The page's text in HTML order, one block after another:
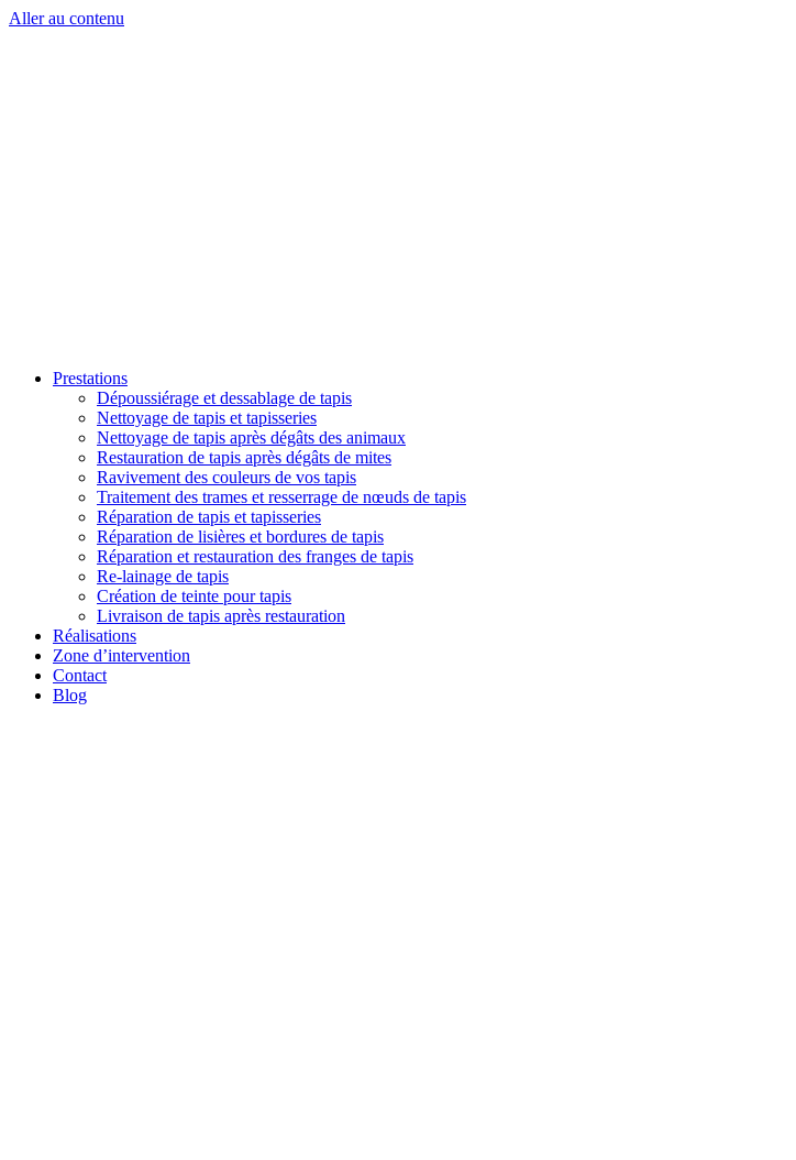
Aller au contenu
Prestations
Dépoussiérage et dessablage de tapis
Nettoyage de tapis et tapisseries
Nettoyage de tapis après dégâts des animaux
Restauration de tapis après dégâts de mites
Ravivement des couleurs de vos tapis
Traitement des trames et resserrage de nœuds de tapis
Réparation de tapis et tapisseries
Réparation de lisières et bordures de tapis
Réparation et restauration des franges de tapis
Re-lainage de tapis
Création de teinte pour tapis
Livraison de tapis après restauration
Réalisations
Zone d’intervention
Contact
Blog